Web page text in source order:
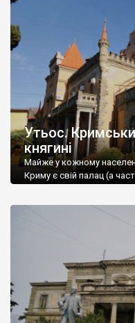
Утьос.
княгині
Майже у кожному
Криму є свій палац (а